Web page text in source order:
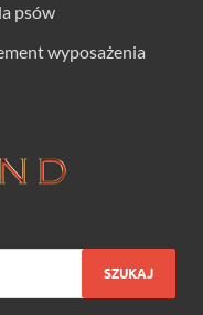
psów
wyposażenia